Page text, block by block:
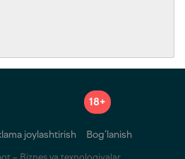
18+
joylashtirish Bog‘lanish